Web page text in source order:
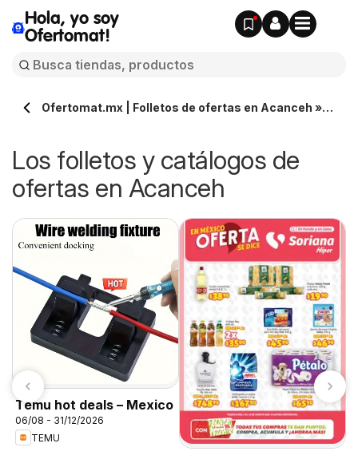
Hola, yo soy
Ofertomat!
Ofertomat.mx | Folletos de ofertas en Acanceh »
Los folletos y catálogos de
ofertas en Acanceh
Temu hot deals – Mexico
06/08 - 31/12/2026
TEMU